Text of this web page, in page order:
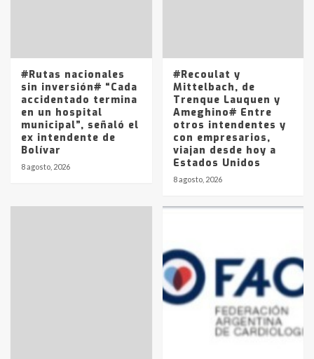
2
14 allanamientos con Gendarmería
en T.Lauquen, Pehuajó y Carlos
Casares
Identidad de los adolescentes
pampeanos que fueron
protagonistas del fatal accidente
en la mañana del lunes
Los precios de los combustibles en
La Pampa, desde YPF hasta Axion
#Rutas nacionales
sin inversión# “Cada
accidentado termina
en un hospital
municipal”, señaló el
ex intendente de
Bolívar
8 agosto, 2026
#Recoulat y
Mittelbach, de
Trenque Lauquen y
Ameghino# Entre
otros intendentes y
con empresarios,
viajan desde hoy a
Estados Unidos
8 agosto, 2026